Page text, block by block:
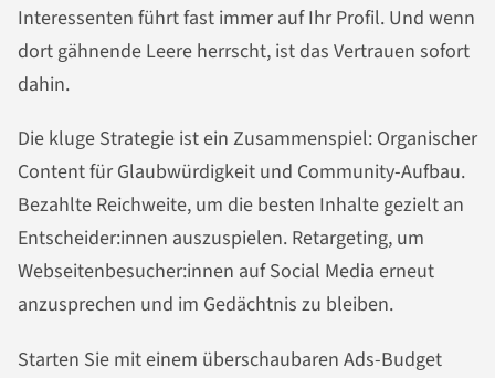
Interessenten führt fast immer auf Ihr Profil. Und wenn
dort gähnende Leere herrscht, ist das Vertrauen sofort
dahin.
Die kluge Strategie ist ein Zusammenspiel: Organischer
Content für Glaubwürdigkeit und Community-Aufbau.
Bezahlte Reichweite, um die besten Inhalte gezielt an
Entscheider:innen auszuspielen. Retargeting, um
Webseitenbesucher:innen auf Social Media erneut
anzusprechen und im Gedächtnis zu bleiben.
Starten Sie mit einem überschaubaren Ads-Budget